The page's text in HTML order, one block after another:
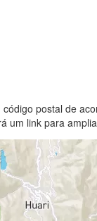
postal de
um link para